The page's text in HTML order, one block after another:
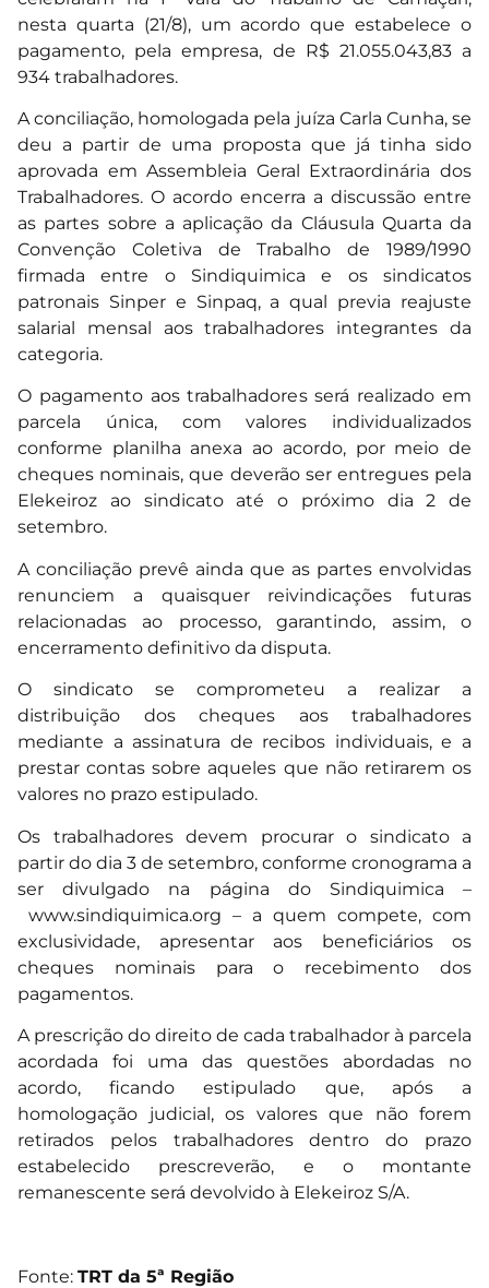
nesta quarta (21/8), um acordo que estabelece o
pagamento, pela empresa, de R$ 21.055.043,83 a
934 trabalhadores.
A conciliação, homologada pela juíza Carla Cunha, se
deu a partir de uma proposta que já tinha sido
aprovada em Assembleia Geral Extraordinária dos
Trabalhadores. O acordo encerra a discussão entre
as partes sobre a aplicação da Cláusula Quarta da
Convenção Coletiva de Trabalho de 1989/1990
firmada entre o Sindiquimica e os sindicatos
patronais Sinper e Sinpaq, a qual previa reajuste
salarial mensal aos trabalhadores integrantes da
categoria.
O pagamento aos trabalhadores será realizado em
parcela única, com valores individualizados
conforme planilha anexa ao acordo, por meio de
cheques nominais, que deverão ser entregues pela
Elekeiroz ao sindicato até o próximo dia 2 de
setembro.
A conciliação prevê ainda que as partes envolvidas
renunciem a quaisquer reivindicações futuras
relacionadas ao processo, garantindo, assim, o
encerramento definitivo da disputa.
O sindicato se comprometeu a realizar a
distribuição dos cheques aos trabalhadores
mediante a assinatura de recibos individuais, e a
prestar contas sobre aqueles que não retirarem os
valores no prazo estipulado.
Os trabalhadores devem procurar o sindicato a
partir do dia 3 de setembro, conforme cronograma a
ser divulgado na página do Sindiquimica –
www.sindiquimica.org – a quem compete, com
exclusividade, apresentar aos beneficiários os
cheques nominais para o recebimento dos
pagamentos.
A prescrição do direito de cada trabalhador à parcela
acordada foi uma das questões abordadas no
acordo, ficando estipulado que, após a
homologação judicial, os valores que não forem
retirados pelos trabalhadores dentro do prazo
estabelecido prescreverão, e o montante
remanescente será devolvido à Elekeiroz S/A.
Fonte: TRT da 5ª Região